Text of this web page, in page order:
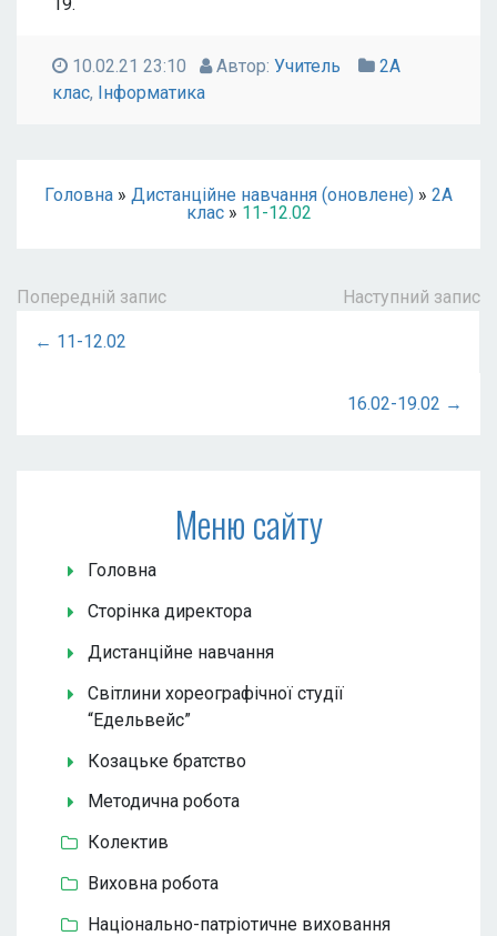
10.02.21 23:10 Автор: Учитель
2А
клас, Інформатика
Головна » Дистанційне навчання (оновлене) » 2А
клас» 11-12.02
Попередній запис Наступний запис
← 11-12.02
16.02-19.02 →
Меню сайту
Головна
Сторінка директора
Дистанційне навчання
Світлини хореографічної студії
“Едельвейс”
Козацьке братство
Методична робота
Колектив
Виховна робота
Національно-патріотичне виховання